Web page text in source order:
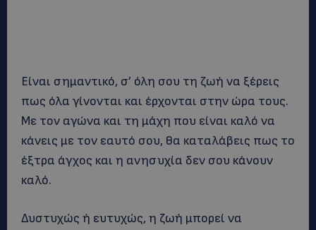
Είναι σημαντικό, σ’ όλη σου τη ζωή να ξέρεις
πως όλα γίνονται και έρχονται στην ώρα τους.
Με τον αγώνα και τη μάχη που είναι καλό να
κάνεις με τον εαυτό σου, θα καταλάβεις πως το
έξτρα άγχος και η ανησυχία δεν σου κάνουν
καλό.
Δυστυχώς ή ευτυχώς, η ζωή μπορεί να